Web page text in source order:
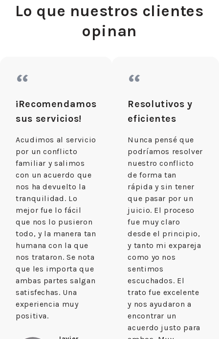
Lo que nuestros clientes
opinan
“
¡Recomendamos
sus servicios!
Acudimos al servicio
por un conflicto
familiar y salimos
con un acuerdo que
nos ha devuelto la
tranquilidad. Lo
mejor fue lo fácil
que nos lo pusieron
todo, y la manera tan
humana con la que
nos trataron. Se nota
que les importa que
ambas partes salgan
satisfechas. Una
experiencia muy
positiva.
“
Resolutivos y
eficientes
Nunca pensé que
podríamos resolver
nuestro conflicto
de forma tan
rápida y sin tener
que pasar por un
juicio. El proceso
fue muy claro
desde el principio,
y tanto mi expareja
como yo nos
sentimos
escuchados. El
trato fue excelente
y nos ayudaron a
encontrar un
acuerdo justo para